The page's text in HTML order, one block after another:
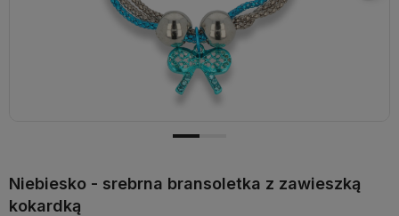
Niebiesko - srebrna bransoletka z zawieszką
kokardką